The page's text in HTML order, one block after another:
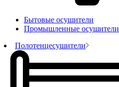
Бытовые осушители
Промышленные осушители
Полотенцесушители